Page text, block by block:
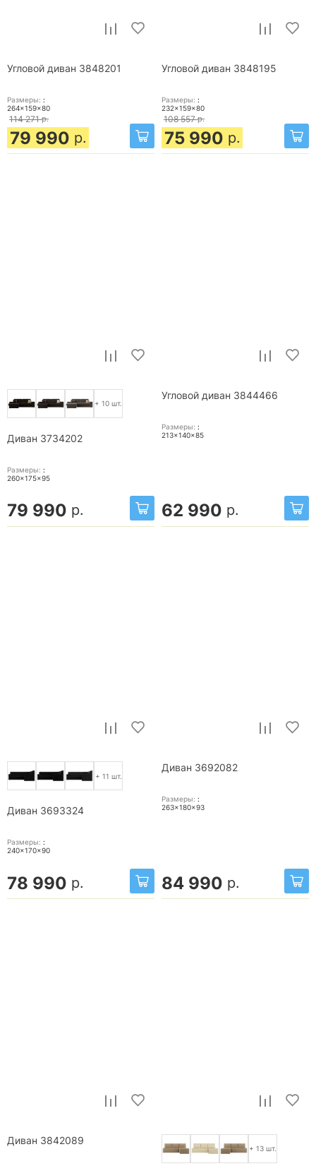
Угловой диван 3848201
Размеры: :
264x159x80
114 271 р.
79 990 р.
Угловой диван 3848195
Размеры: :
232x159x80
108 557 р.
75 990 р.
+ 10 шт.
Диван 3734202
Размеры: :
260x175x95
79 990 р.
Угловой диван 3844466
Размеры: :
213x140x85
62 990 р.
+ 11 шт.
Диван 3693324
Размеры: :
240x170x90
78 990 р.
Диван 3692082
Размеры: :
263x180x93
84 990 р.
Диван 3842089
+ 13 шт.